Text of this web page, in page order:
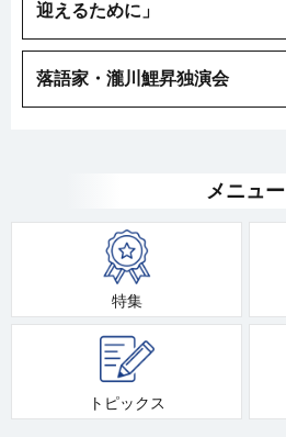
迎えるために」
落語家・瀧川鯉昇独演会
メニュー
特集
トピックス